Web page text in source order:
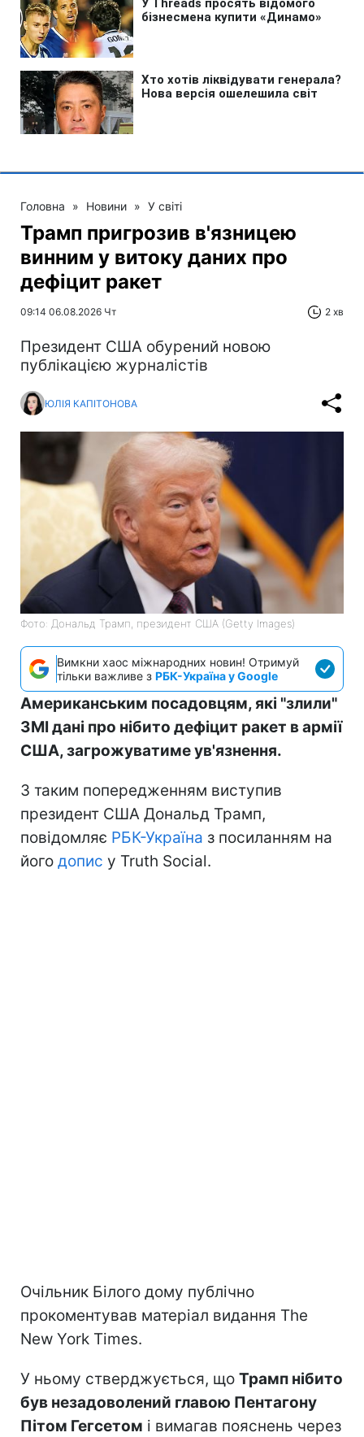
Головна » Новини » У світі
Трамп пригрозив в'язницею
винним у витоку даних про
дефіцит ракет
09:14 06.08.2026 Чт 2 хв
Президент США обурений новою
публікацією журналістів
ЮЛІЯ КАПІТОНОВА
Фото: Дональд Трамп, президент США (Getty Images)
Вимкни хаос міжнародних новин! Отримуй
тільки важливе з РБК-Україна у Google
Американським посадовцям, які "злили"
ЗМІ дані про нібито дефіцит ракет в армії
США, загрожуватиме ув'язнення.
З таким попередженням виступив
президент США Дональд Трамп,
повідомляє РБК-Україна з посиланням на
його допис у Truth Social.
Очільник Білого дому публічно
прокоментував матеріал видання The
New York Times.
У ньому стверджується, що Трамп нібито
був незадоволений главою Пентагону
Пітом Гегсетом і вимагав пояснень через